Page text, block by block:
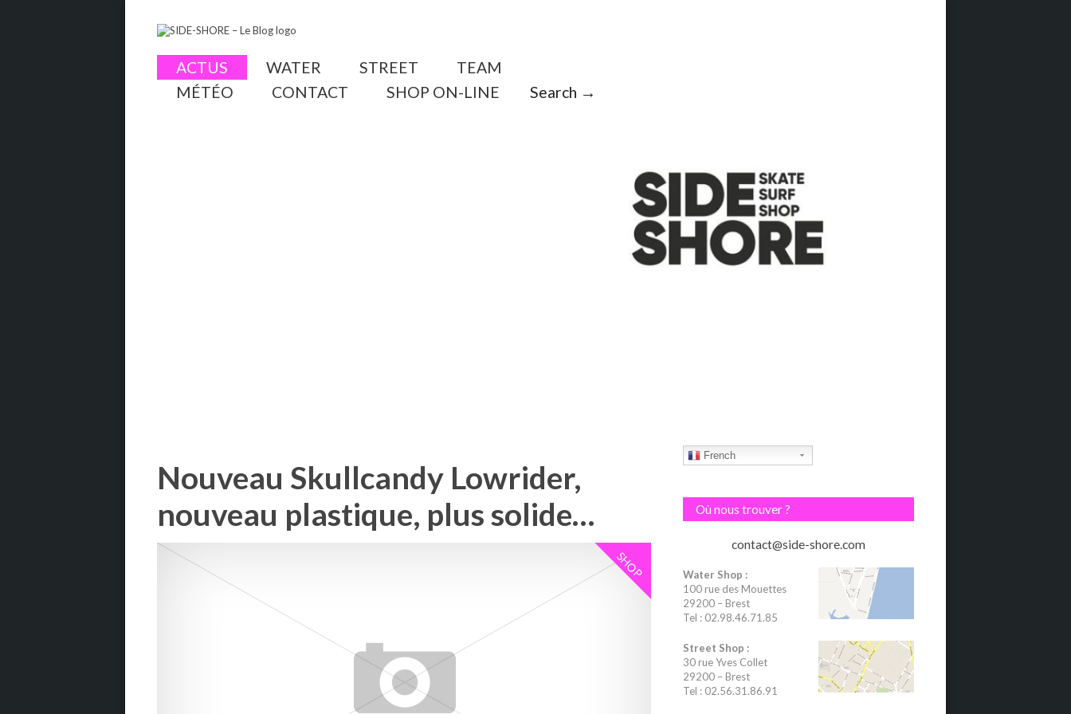
ACTUS WATER STREET
TEAM
MÉTÉO
CONTACT SHOP ON-LINE Search →
Nouveau Skullcandy Lowrider,
nouveau plastique, plus solide…
SHOP
French
Où nous trouver ?
contact@side-shore.com
Water Shop :
100 rue des Mouettes
29200 – Brest
Tel : 02.98.46.71.85
Street Shop :
30 rue Yves Collet
29200 – Brest
Tel : 02.56.31.86.91